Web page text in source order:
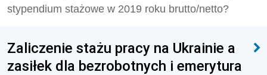
stypendium stażowe w 2019 roku brutto/netto?
Zaliczenie stażu pracy na Ukrainie a
zasiłek dla bezrobotnych i emerytura